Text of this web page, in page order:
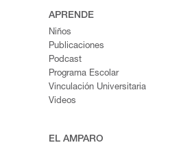
APRENDE
Niños
Publicaciones
Podcast
Programa Escolar
Vinculación Universitaria
Videos
EL AMPARO